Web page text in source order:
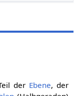
der Ebene, der